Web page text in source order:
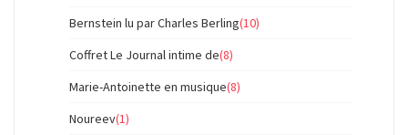
Bernstein lu par Charles Berling(10)
Coffret Le Journal intime de(8)
Marie-Antoinette en musique(8)
Noureev(1)